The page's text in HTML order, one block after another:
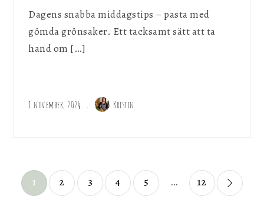
Dagens snabba middagstips – pasta med
gömda grönsaker. Ett tacksamt sätt att ta
hand om […]
1 november, 2024 Kristin
Sidnumrering
1 2 3 4 5 … 12